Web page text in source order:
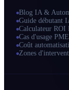
Blog IA &
Guide débutant
Calculateur ROI
Cas d'usage PME
Coût
Zones